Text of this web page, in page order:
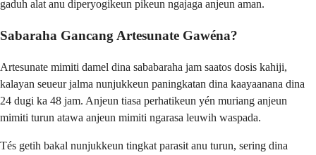
gaduh alat anu diperyogikeun pikeun ngajaga anjeun aman.
Sabaraha Gancang Artesunate Gawéna?
Artesunate mimiti damel dina sababaraha jam saatos dosis kahiji,
kalayan seueur jalma nunjukkeun paningkatan dina kaayaanana dina
24 dugi ka 48 jam. Anjeun tiasa perhatikeun yén muriang anjeun
mimiti turun atawa anjeun mimiti ngarasa leuwih waspada.
Tés getih bakal nunjukkeun tingkat parasit anu turun, sering dina